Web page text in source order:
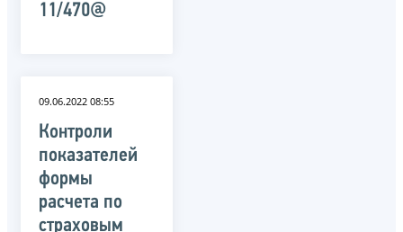
11/470@
09.06.2022 08:55
Контроли
показателей
формы
расчета по
страховым